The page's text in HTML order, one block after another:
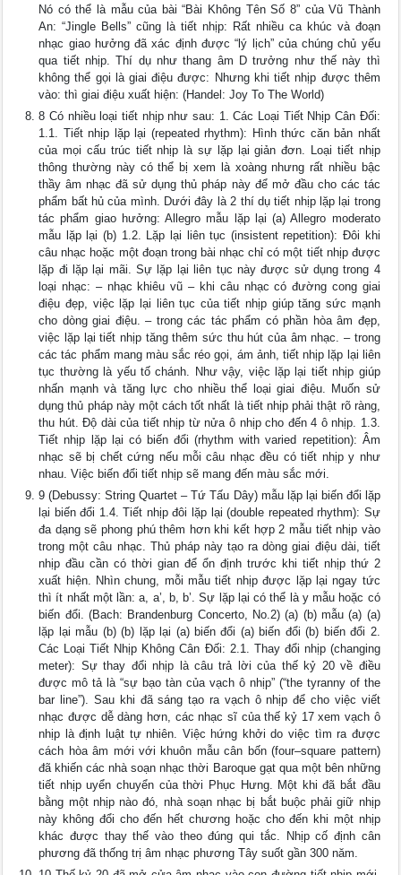
Nó có thể là mẫu của bài “Bài Không Tên Số 8” của Vũ Thành
An: “Jingle Bells” cũng là tiết nhịp: Rất nhiều ca khúc và đoạn
nhạc giao hưởng đã xác định được “lý lịch” của chúng chủ yếu
qua tiết nhịp. Thí dụ như thang âm D trưởng như thế này thì
không thể gọi là giai điệu được: Nhưng khi tiết nhịp được thêm
vào: thì giai điệu xuất hiện: (Handel: Joy To The World)
8 Có nhiều loại tiết nhịp như sau: 1. Các Loại Tiết Nhịp Cân Đối:
1.1. Tiết nhịp lặp lại (repeated rhythm): Hình thức căn bản nhất
của mọi cấu trúc tiết nhịp là sự lặp lại giản đơn. Loại tiết nhịp
thông thường này có thể bị xem là xoàng nhưng rất nhiều bậc
thầy âm nhạc đã sử dụng thủ pháp này để mở đầu cho các tác
phẩm bất hủ của mình. Dưới đây là 2 thí dụ tiết nhịp lặp lại trong
tác phẩm giao hưởng: Allegro mẫu lặp lại (a) Allegro moderato
mẫu lặp lại (b) 1.2. Lặp lại liên tục (insistent repetition): Đôi khi
câu nhạc hoặc một đoạn trong bài nhạc chỉ có một tiết nhịp được
lặp đi lặp lại mãi. Sự lặp lại liên tục này được sử dụng trong 4
loại nhạc: – nhạc khiêu vũ – khi câu nhạc có đường cong giai
điệu đẹp, việc lặp lại liên tục của tiết nhịp giúp tăng sức mạnh
cho dòng giai điệu. – trong các tác phẩm có phần hòa âm đẹp,
việc lặp lại tiết nhịp tăng thêm sức thu hút của âm nhạc. – trong
các tác phẩm mang màu sắc réo gọi, ám ảnh, tiết nhịp lặp lại liên
tục thường là yếu tố chánh. Như vậy, việc lặp lại tiết nhịp giúp
nhấn mạnh và tăng lực cho nhiều thể loại giai điệu. Muốn sử
dụng thủ pháp này một cách tốt nhất là tiết nhịp phải thật rõ ràng,
thu hút. Độ dài của tiết nhịp từ nửa ô nhịp cho đến 4 ô nhịp. 1.3.
Tiết nhịp lặp lại có biến đổi (rhythm with varied repetition): Âm
nhạc sẽ bị chết cứng nếu mỗi câu nhạc đều có tiết nhịp y như
nhau. Việc biến đổi tiết nhịp sẽ mang đến màu sắc mới.
9 (Debussy: String Quartet – Tứ Tấu Dây) mẫu lặp lại biến đổi lặp
lại biến đổi 1.4. Tiết nhịp đôi lặp lại (double repeated rhythm): Sự
đa dạng sẽ phong phú thêm hơn khi kết hợp 2 mẫu tiết nhịp vào
trong một câu nhạc. Thủ pháp này tạo ra dòng giai điệu dài, tiết
nhịp đầu cần có thời gian để ổn định trước khi tiết nhịp thứ 2
xuất hiện. Nhìn chung, mỗi mẫu tiết nhịp được lặp lại ngay tức
thì ít nhất một lần: a, a’, b, b’. Sự lặp lại có thể là y mẫu hoặc có
biến đổi. (Bach: Brandenburg Concerto, No.2) (a) (b) mẫu (a) (a)
lặp lại mẫu (b) (b) lặp lại (a) biến đổi (a) biến đổi (b) biến đổi 2.
Các Loại Tiết Nhịp Không Cân Đối: 2.1. Thay đổi nhịp (changing
meter): Sự thay đổi nhịp là câu trả lời của thế kỷ 20 về điều
được mô tả là “sự bạo tàn của vạch ô nhịp” (“the tyranny of the
bar line”). Sau khi đã sáng tạo ra vạch ô nhịp để cho việc viết
nhạc được dễ dàng hơn, các nhạc sĩ của thế kỷ 17 xem vạch ô
nhịp là định luật tự nhiên. Việc hứng khởi do việc tìm ra được
cách hòa âm mới với khuôn mẫu cân bốn (four–square pattern)
đã khiến các nhà soạn nhạc thời Baroque gạt qua một bên những
tiết nhịp uyển chuyển của thời Phục Hưng. Một khi đã bắt đầu
bằng một nhịp nào đó, nhà soạn nhạc bị bắt buộc phải giữ nhịp
này không đổi cho đến hết chương hoặc cho đến khi một nhịp
khác được thay thế vào theo đúng qui tắc. Nhịp cố định cân
phương đã thống trị âm nhạc phương Tây suốt gần 300 năm.